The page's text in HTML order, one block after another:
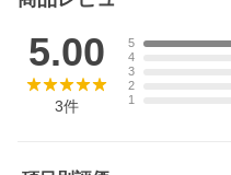
店舗の類似商品が流通してい
★★当店の商品画像（ロゴ付
品は、当店とは一切関係あり
当店は他店舗の類似品につい
何卒ご理解のほどよろしくお
5.00
3件
5
4
3
2
1